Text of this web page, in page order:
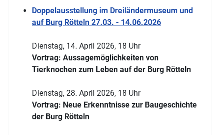
Doppelausstellung im Dreiländermuseum und
auf Burg Rötteln 27.03. - 14.06.2026
Dienstag, 14. April 2026, 18 Uhr
Vortrag: Aussagemöglichkeiten von
Tierknochen zum Leben auf der Burg Rötteln
Dienstag, 28. April 2026, 18 Uhr
Vortrag: Neue Erkenntnisse zur Baugeschichte
der Burg Rötteln